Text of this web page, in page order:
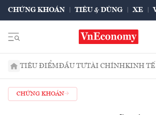
CHỨNG KHOÁN TIÊU & DÙNG XE
TIÊU ĐIỂMĐẦU TƯTÀI CHÍNHKINH TẾ
CHỨNG KHOÁN